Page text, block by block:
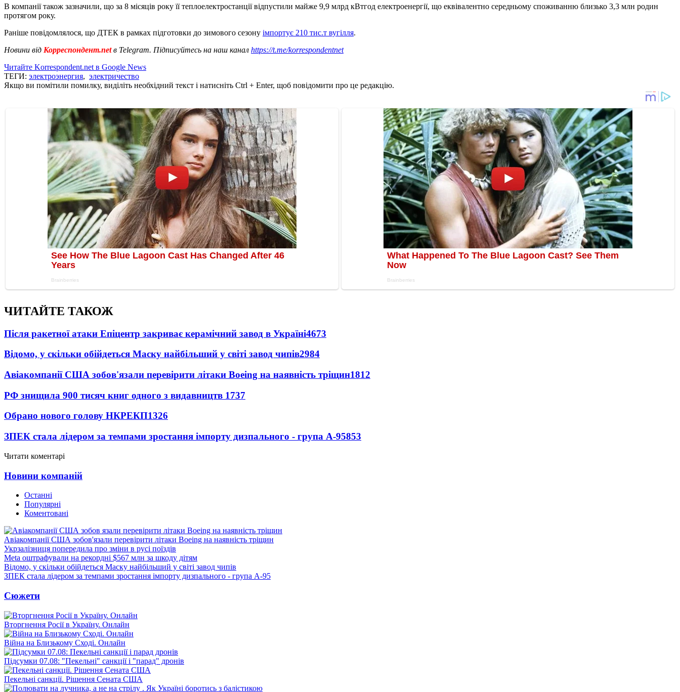
В компанії також зазначили, що за 8 місяців року її теплоелектростанції відпустили майже 9,9 млрд кВтгод електроенергії, що еквівалентно середньому споживанню близько 3,3 млн родин
протягом року.
Раніше повідомлялося, що ДТЕК в рамках підготовки до зимового сезону імпортує 210 тис.т вугілля.
Новини від Корреспондент.netв Telegram. Підписуйтесь на наш канал https://t.me/korrespondentnet
Читайте Korrespondent.net в Google News
ТЕГИ: электроэнергия, электричество
Якщо ви помітили помилку, виділіть необхідний текст і натисніть Ctrl + Enter, щоб повідомити про це редакцію.
ЧИТАЙТЕ ТАКОЖ
Після ракетної атаки Епіцентр закриває керамічний завод в Україні4673
Відомо, у скільки обійдеться Маску найбільший у світі завод чипів2984
Авіакомпанії США зобов'язали перевірити літаки Boeing на наявність тріщин1812
РФ знищила 900 тисяч книг одного з видавництв 1737
Обрано нового голову НКРЕКП1326
ЗПЕК стала лідером за темпами зростання імпорту дизпального - група А-95853
Читати коментарі
Новини компаній
Останні
Популярні
Коментовані
Авіакомпанії США зобов'язали перевірити літаки Boeing на наявність тріщин
Укрзалізниця попередила про зміни в русі поїздів
Meta оштрафували на рекордні $567 млн за шкоду дітям
Відомо, у скільки обійдеться Маску найбільший у світі завод чипів
ЗПЕК стала лідером за темпами зростання імпорту дизпального - група А-95
Сюжети
Вторгнення Росії в Україну. Онлайн
Війна на Близькому Сході. Онлайн
Підсумки 07.08: "Пекельні" санкції і "парад" дронів
Пекельні санкції. Рішення Сената США